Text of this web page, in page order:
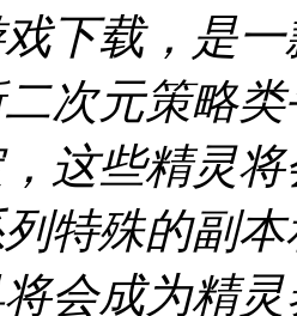
下载，是
次元策略
这些精灵
特殊的副
会成为精